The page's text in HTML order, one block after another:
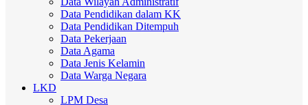
Data Pendidikan dalam KK
Data Pendidikan Ditempuh
Data Pekerjaan
Data Agama
Data Jenis Kelamin
Data Warga Negara
LKD
LPM Desa